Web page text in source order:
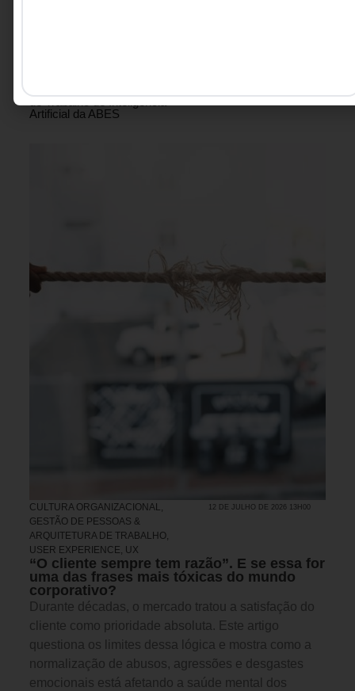
Artificial da ABES
CULTURA ORGANIZACIONAL,
GESTÃO DE PESSOAS &
ARQUITETURA DE TRABALHO,
USER EXPERIENCE, UX
12 DE JULHO DE 2026 13H00
“O cliente sempre tem razão”. E se essa for
uma das frases mais tóxicas do mundo
corporativo?
Durante décadas, o mercado tratou a satisfação do
cliente como prioridade absoluta. Este artigo
questiona os limites dessa lógica e mostra como a
normalização de abusos, agressões e desgastes
emocionais está afetando a saúde mental dos